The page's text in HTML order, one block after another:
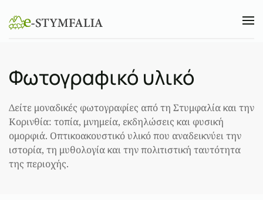
Φωτογραφικό υλικό
Δείτε μοναδικές φωτογραφίες από τη Στυμφαλία και την
Κορινθία: τοπία, μνημεία, εκδηλώσεις και φυσική
ομορφιά. Οπτικοακουστικό υλικό που αναδεικνύει την
ιστορία, τη μυθολογία και την πολιτιστική ταυτότητα
της περιοχής.